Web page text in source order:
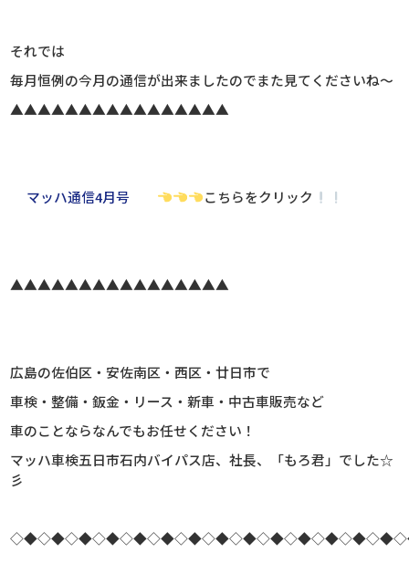
それでは
毎月恒例の今月の通信が出来ましたのでまた見てくださいね～
▲▲▲▲▲▲▲▲▲▲▲▲▲▲▲▲
マッハ通信4月号 こちらをクリック
▲▲▲▲▲▲▲▲▲▲▲▲▲▲▲▲
広島の佐伯区・安佐南区・西区・廿日市で
車検・整備・鈑金・リース・新車・中古車販売など
車のことならなんでもお任せください！
マッハ車検五日市石内バイパス店、社長、
「もろ君」でした☆
彡